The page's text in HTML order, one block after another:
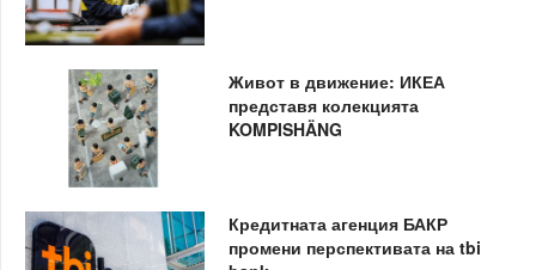
Живот в движение: ИКЕА
представя колекцията
KOMPISHÄNG
Кредитната агенция БАКР
промени перспективата на tbi